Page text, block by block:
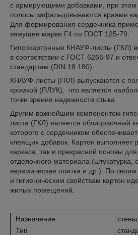
с армирующими добавками, при этом
полосы зафальцовываются краями
Для формирования сердечника
вяжущее марки Г4 по ГОСТ 125-79.
Гипсокартонные КНАУФ-листы (ГКЛ)
в соответствии с ГОСТ 6266-97 и
стандартам (DIN 18 180).
КНАУФ-листы (ГКЛ) выпускаются с
кромкой (ПЛУК), что является
точки зрения надежности стыка.
Другим важнейшим компонентом
листа (ГКЛ) является облицовочный
которого с сердечником
клеящих добавок. Картон выполняет
каркаса, так и прекрасной основы
отделочного материала (штукатурка,
керамическая плитка и др.). По
и гигиеническим свойствам картон
жилых помещений.
Назначение
Тип